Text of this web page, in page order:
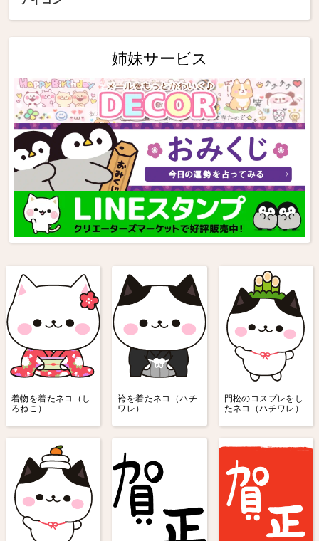
姉妹サービス
着物を着たネコ（し
ろねこ）
袴を着たネコ（ハチ
ワレ）
門松のコスプレをし
たネコ（ハチワレ）